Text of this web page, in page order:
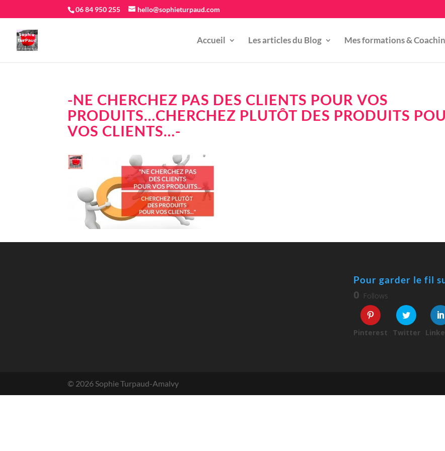
06 84 950 255 hello@sophieturpaud.com
Accueil Les articles du Blog Mes formations &
-NE CHERCHEZ PAS DES CLIENTS POUR VOS
PRODUITS…CHERCHEZ PLUTÔT DES PRODUITS
VOS CLIENTS…-
Pour garder le fil
0 Follows
Pinterest Twitter
© 2026 Sophie Turpaud-Amalvy